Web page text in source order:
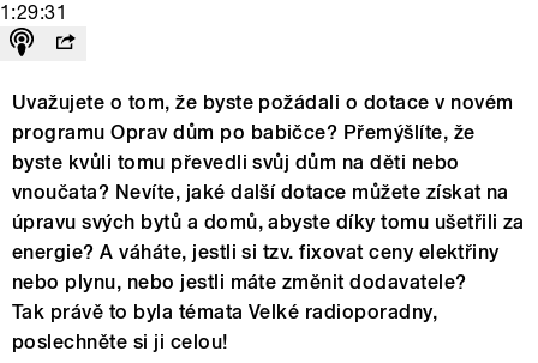
1:29:31
Uvažujete o tom, že byste požádali o dotace v novém
programu Oprav dům po babičce? Přemýšlíte, že
byste kvůli tomu převedli svůj dům na děti nebo
vnoučata? Nevíte, jaké další dotace můžete získat na
úpravu svých bytů a domů, abyste díky tomu ušetřili za
energie? A váháte, jestli si tzv. fixovat ceny elektřiny
nebo plynu, nebo jestli máte změnit dodavatele?
Tak právě to byla témata Velké radioporadny,
poslechněte si ji celou!